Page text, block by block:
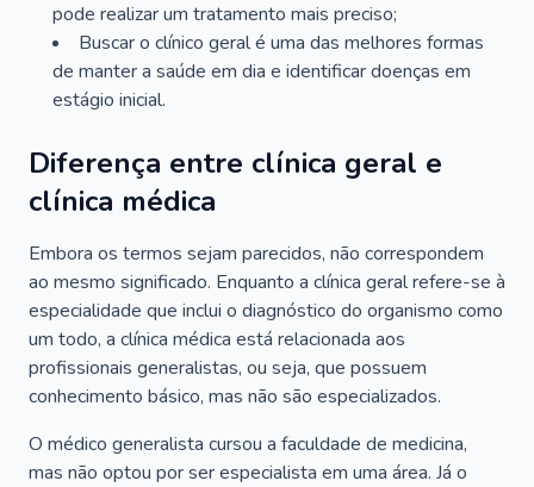
pode realizar um tratamento mais preciso;
Buscar o clínico geral é uma das melhores formas
de manter a saúde em dia e identificar doenças em
estágio inicial.
Diferença entre clínica geral e
clínica médica
Embora os termos sejam parecidos, não correspondem
ao mesmo significado. Enquanto a clínica geral refere-se à
especialidade que inclui o diagnóstico do organismo como
um todo, a clínica médica está relacionada aos
profissionais generalistas, ou seja, que possuem
conhecimento básico, mas não são especializados.
O médico generalista cursou a faculdade de medicina,
mas não optou por ser especialista em uma área. Já o